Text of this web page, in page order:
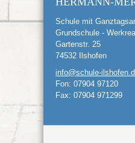
Schule mit
Grundschule -
Gartenstr. 25
74532 Ilshofen
info@schule-
Fon: 07904 97120
Fax: 07904 971299